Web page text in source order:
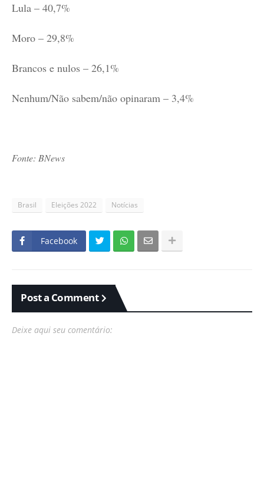
Lula – 40,7%
Moro – 29,8%
Brancos e nulos – 26,1%
Nenhum/Não sabem/não opinaram – 3,4%
Fonte: BNews
Brasil Eleições 2022 Notícias
Facebook
Post a Comment
Deixe aqui seu comentário: